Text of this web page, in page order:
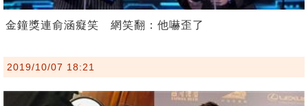
金鐘獎連俞涵癡笑 網笑翻：他嚇歪了
2019/10/07 18:21